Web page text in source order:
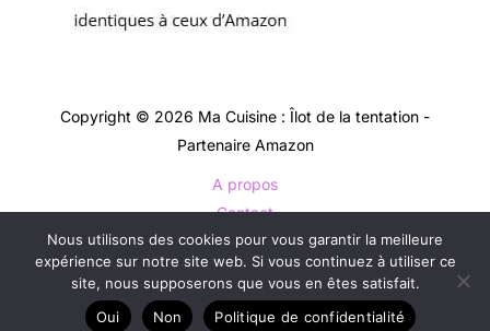
Copyright © 2026 Ma Cuisine : Îlot de la tentation -
Partenaire Amazon
A propos
Contact
Plan du site
Mentions légales
Politique de confidentialité
Nous utilisons des cookies pour vous garantir la meilleure
expérience sur notre site web. Si vous continuez à utiliser ce
site, nous supposerons que vous en êtes satisfait.
Oui
Non Politique de confidentialité